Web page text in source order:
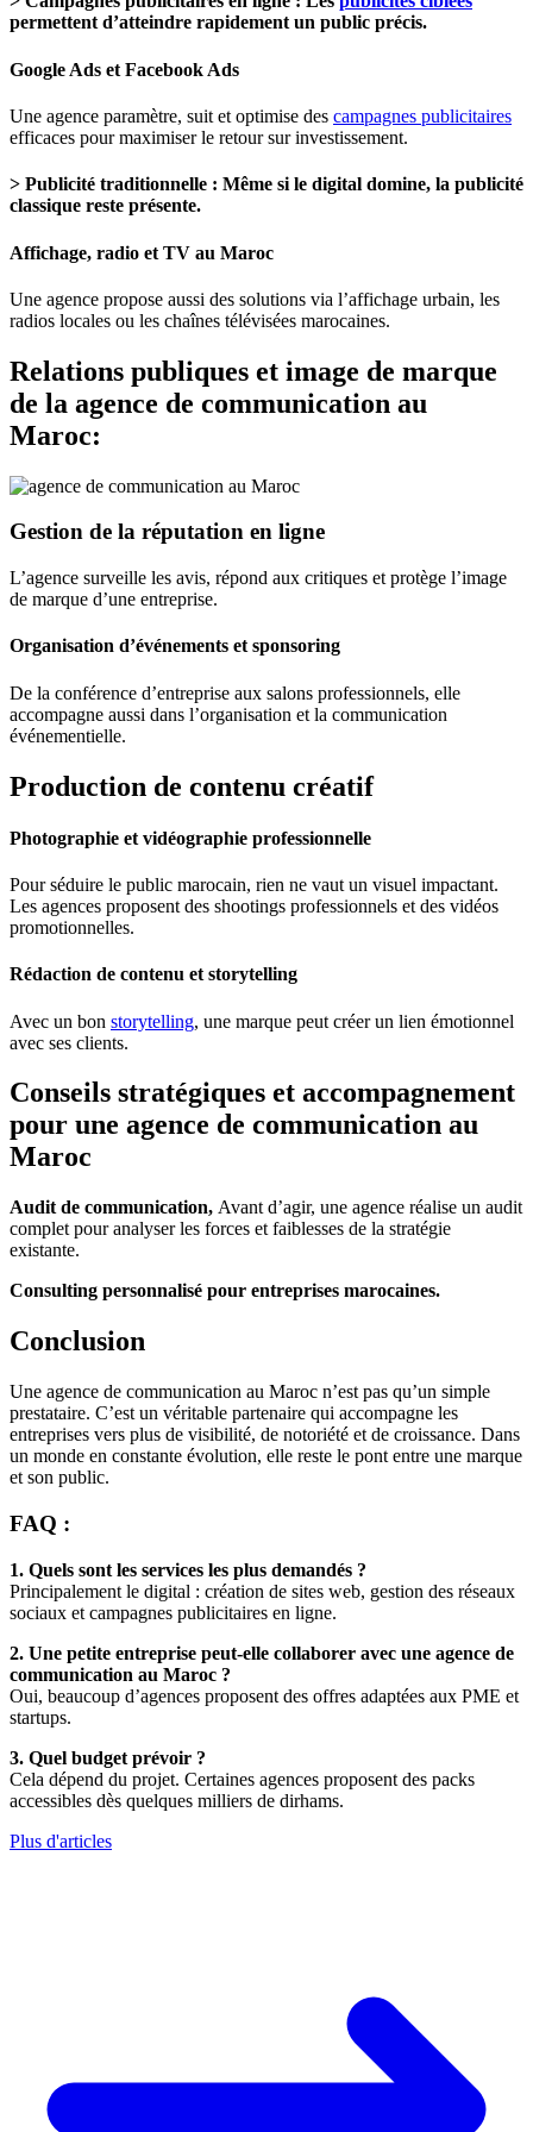
permettent d’atteindre rapidement un public précis.
Google Ads et Facebook Ads
Une agence paramètre, suit et optimise des campagnes publicitaires
efficaces pour maximiser le retour sur investissement.
> Publicité traditionnelle : Même si le digital domine, la publicité
classique reste présente.
Affichage, radio et TV au Maroc
Une agence propose aussi des solutions via l’affichage urbain, les
radios locales ou les chaînes télévisées marocaines.
Relations publiques et image de marque
de la agence de communication au
Maroc:
Gestion de la réputation en ligne
L’agence surveille les avis, répond aux critiques et protège l’image
de marque d’une entreprise.
Organisation d’événements et sponsoring
De la conférence d’entreprise aux salons professionnels, elle
accompagne aussi dans l’organisation et la communication
événementielle.
Production de contenu créatif
Photographie et vidéographie professionnelle
Pour séduire le public marocain, rien ne vaut un visuel impactant.
Les agences proposent des shootings professionnels et des vidéos
promotionnelles.
Rédaction de contenu et storytelling
Avec un bon storytelling, une marque peut créer un lien émotionnel
avec ses clients.
Conseils stratégiques et accompagnement
pour une agence de communication au
Maroc
Audit de communication, Avant d’agir, une agence réalise un audit
complet pour analyser les forces et faiblesses de la stratégie
existante.
Consulting personnalisé pour entreprises marocaines.
Conclusion
Une agence de communication au Maroc n’est pas qu’un simple
prestataire. C’est un véritable partenaire qui accompagne les
entreprises vers plus de visibilité, de notoriété et de croissance. Dans
un monde en constante évolution, elle reste le pont entre une marque
et son public.
FAQ :
1. Quels sont les services les plus demandés ?
Principalement le digital : création de sites web, gestion des réseaux
sociaux et campagnes publicitaires en ligne.
2. Une petite entreprise peut-elle collaborer avec une agence de
communication au Maroc ?
Oui, beaucoup d’agences proposent des offres adaptées aux PME et
startups.
3. Quel budget prévoir ?
Cela dépend du projet. Certaines agences proposent des packs
accessibles dès quelques milliers de dirhams.
Plus d'articles